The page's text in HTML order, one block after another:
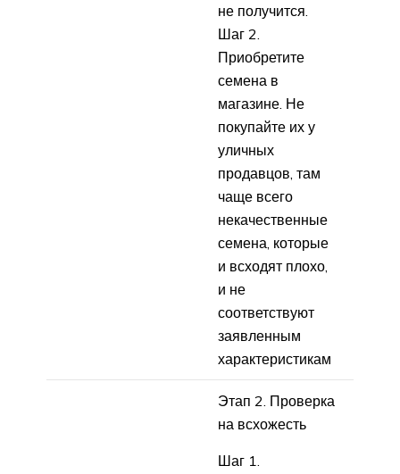
не получится.
Шаг 2.
Приобретите
семена в
магазине. Не
покупайте их у
уличных
продавцов, там
чаще всего
некачественные
семена, которые
и всходят плохо,
и не
соответствуют
заявленным
характеристикам
Этап 2. Проверка
на всхожесть
Шаг 1.